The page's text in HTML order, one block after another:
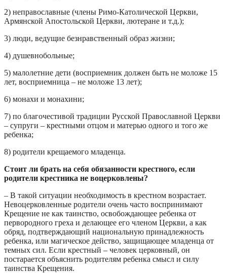
2) неправославные (члены Римо-Католической Церкви,
Армянской Апостольской Церкви, лютеране и т.д.);
3) люди, ведущие безнравственный образ жизни;
4) душевнобольные;
5) малолетние дети (восприемник должен быть не моложе 15
лет, восприемница – не моложе 13 лет);
6) монахи и монахини;
7) по благочестивой традиции Русской Православной Церкви
– супруги – крестными отцом и матерью одного и того же
ребенка;
8) родители крещаемого младенца.
Стоит ли брать на себя обязанности крестного, если
родители крестника не воцерковлены?
– В такой ситуации необходимость в крестном возрастает.
Невоцерковленные родители очень часто воспринимают
Крещение не как таинство, освобождающее ребенка от
первородного греха и делающее его членом Церкви, а как
обряд, подтверждающий национальную принадлежность
ребенка, или магическое действо, защищающее младенца от
темных сил. Если крестный – человек церковный, он
постарается объяснить родителям ребенка смысл и силу
таинства Крещения.